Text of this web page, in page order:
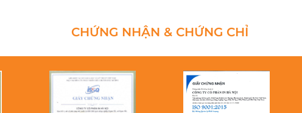
CHỨNG NHẬN & CHỨNG CHỈ